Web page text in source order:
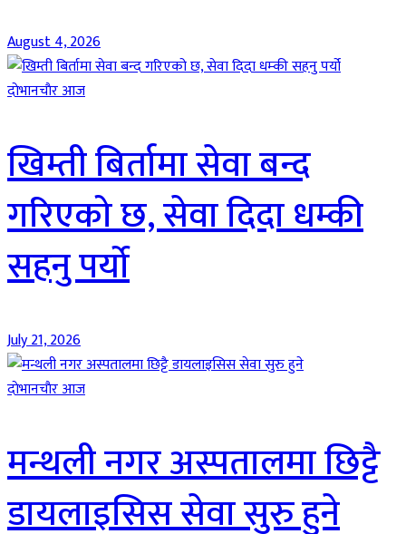
August 4, 2026
दाेभानचाैर आज
खिम्ती बिर्तामा सेवा बन्द
गरिएको छ, सेवा दिदा धम्की
सहनु पर्यो
July 21, 2026
दाेभानचाैर आज
मन्थली नगर अस्पतालमा छिट्टै
डायलाइसिस सेवा सुरु हुने